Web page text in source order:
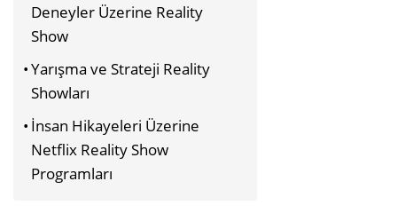
Deneyler Üzerine Reality
Show
Yarışma ve Strateji Reality
Showları
İnsan Hikayeleri Üzerine
Netflix Reality Show
Programları